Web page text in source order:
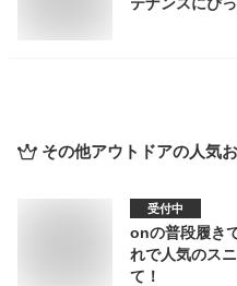
テナンスにぴ
その他アウトドアの人気
受付中
onの普段履き
れで人気のス
て！